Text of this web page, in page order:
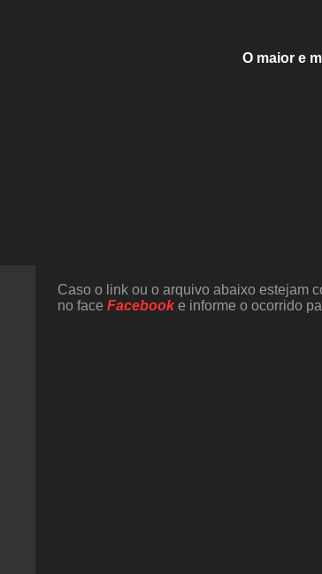
O maior e
Caso o link ou o arquivo abaixo estejam
no face Facebooke informe o ocorrido